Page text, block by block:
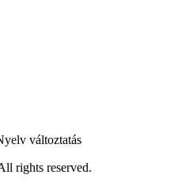
változtatás
rights reserved.